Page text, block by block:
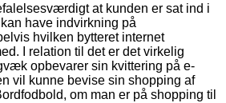
at kunden er sat ind i
have indvirkning på
hvilken bytteret internet
I relation til det er det virkelig
opbevarer sin kvittering på e-
vil kunne bevise sin shopping af
om man er på shopping til